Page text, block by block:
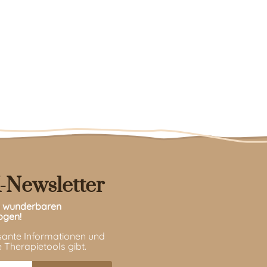
wunderbaren
Informationen und
Therapietools gibt.